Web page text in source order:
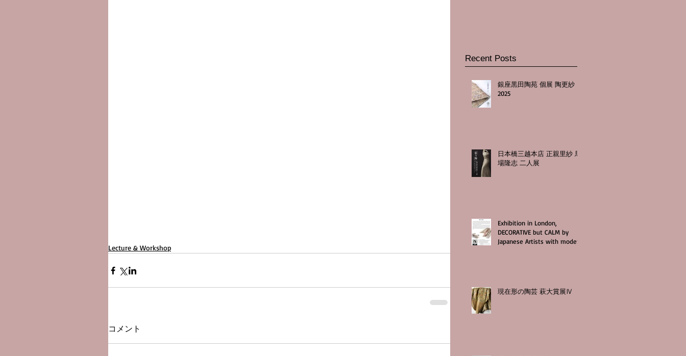
Lecture & Workshop
コメント
Recent Posts
銀座黒田陶苑 個展 陶更紗
2025
日本橋三越本店 正親里紗 馬
場隆志 二人展
Exhibition in London,
DECORATIVE but CALM by
Japanese Artists with modern
現在形の陶芸 萩大賞展Ⅳ